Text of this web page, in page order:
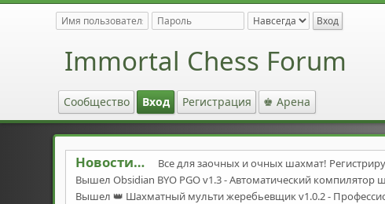
Immortal Chess Forum
Сообщество Вход Регистрация ♚ Арена
Новости
Все для заочных и очных шахмат!
Вышел Obsidian BYO PGO v1.3 - Автоматический компилятор
Вышел 👑 Шахматный мульти жеребьевщик v1.0.2 -